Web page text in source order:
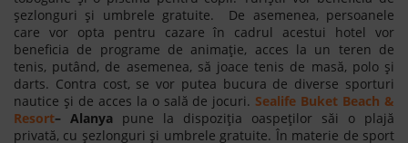
șezlonguri și umbrele gratuite. De asemenea, persoanele
care vor opta pentru cazare în cadrul acestui hotel vor
beneficia de programe de animație, acces la un teren de
tenis, putând, de asemenea, să joace tenis de masă, polo și
darts. Contra cost, se vor putea bucura de diverse sporturi
nautice și de acces la o sală de jocuri. Sealife Buket Beach &
Resort– Alanya pune la dispoziția oaspeților săi o plajă
privată, cu șezlonguri și umbrele gratuite. În materie de sport